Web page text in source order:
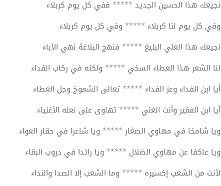
نجيعك هذا الحسين الجديد ***** ففي كل يوم كربلاء
وفي كل يوم لنا كربلاء ***** وفي كل يوم كربلاء
نجيعك هذا العلي البليغ ***** فنهج البلاغة نهي الآباء
لنا الشعر هذا العطاء السخي ***** ولكنه في ركاب الفداء
أيا ابن الفداء وعز الفداء ***** تعالى الشموخ وجل العطاء
أيا ابن الفقير وأنت الغني ***** تهاوى على نعله الأغنياء
ويا شامخا في مهاوي الصغار ***** ويا شاعرا في حقار العواء
ويا عاكفا عن مهاوي الضلال ***** ويا رائدا في دروب البقاء
لأنت من الشعب إكسيره ***** وما الشعب إلا الصدا والنداء